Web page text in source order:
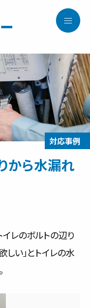
事例
から水漏れ
レのボルトの辺り
い」とトイレの水